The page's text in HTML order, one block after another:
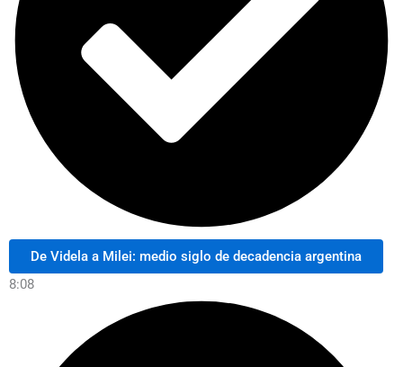
De Videla a Milei: medio siglo de decadencia argentina
8:08